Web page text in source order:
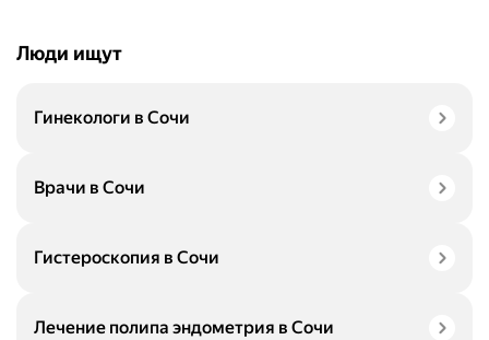
Люди ищут
Гинекологи в Сочи
Врачи в Сочи
Гистероскопия в Сочи
Лечение полипа эндометрия в Сочи